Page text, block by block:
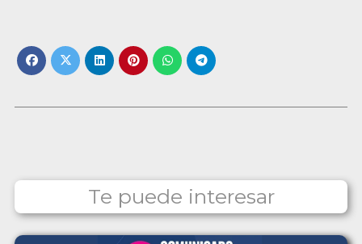
Te puede interesar